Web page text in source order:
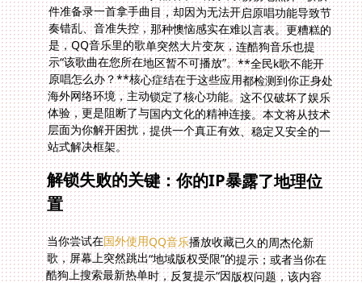
站式解决框架。
解锁失败的关键：你的IP暴露了地理位
置
当你尝试在国外使用QQ音乐播放收藏已久的周杰伦新
歌，屏幕上突然跳出“地域版权受限”的提示；或者当你在
酷狗上搜索最新热单时，反复提示“因版权问题，该内容
无法在当前地区播放”——这通常意味着你的真实IP地址
被服务商精准识别为海外节点，触发了版权区域锁。同样
的技术逻辑影响着全民K歌的原唱功能开关。这些应用会
实时分析用户网络来源，一旦确认连接来自海外运营商，
就会自动禁用涉及版权分发的核心功能，比如歌曲原声播